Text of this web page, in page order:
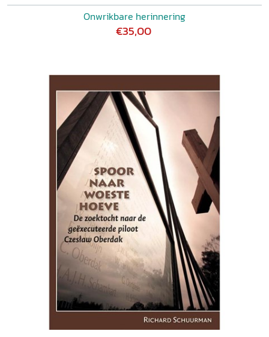
Onwrikbare herinnering
€35,00